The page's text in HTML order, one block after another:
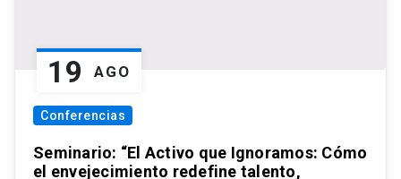
19 AGO
Conferencias
Seminario: “El Activo que Ignoramos: Cómo
el envejecimiento redefine talento,